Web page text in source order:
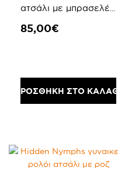
ατσάλι με μπρασελέ
85,00€
ΠΡΟΣΘΗΚΗ ΣΤΟ ΚΑΛΑΘΙ